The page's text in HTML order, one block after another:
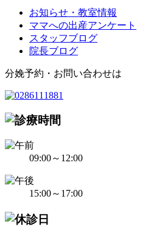
お知らせ・教室情報
ママへの出産アンケート
スタッフブログ
院長ブログ
分娩予約・お問い合わせは
09:00～12:00
15:00～17:00